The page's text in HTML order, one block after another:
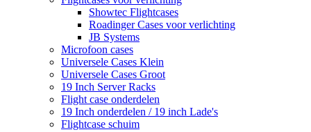
Showtec Flightcases
Roadinger Cases voor verlichting
JB Systems
Microfoon cases
Universele Cases Klein
Universele Cases Groot
19 Inch Server Racks
Flight case onderdelen
19 Inch onderdelen / 19 inch Lade's
Flightcase schuim